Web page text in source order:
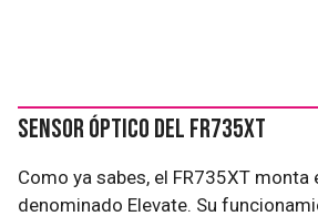
Sensor óptico del FR735XT
Como ya sabes, el FR735XT
denominado Elevate. Su